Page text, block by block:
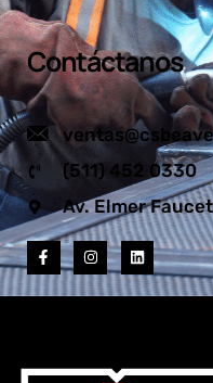
Contáctanos
(511) 452 0330
Av. Elmer